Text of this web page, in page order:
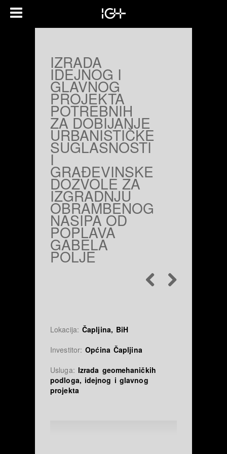
IZRADA
IDEJNOG I
GLAVNOG
PROJEKTA
POTREBNIH
ZA DOBIJANJE
URBANISTIČKE
SUGLASNOSTI
I
GRAĐEVINSKE
DOZVOLE ZA
IZGRADNJU
OBRAMBENOG
NASIPA OD
POPLAVA
GABELA
POLJE
Lokacija: Čapljina, BiH
Investitor:Općina Čapljina
Usluga: Izrada geomehaničkih
podloga, idejnog i glavnog
projekta